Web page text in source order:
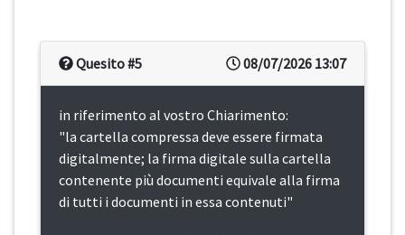
08/07/2026 13:07
Quesito #5
in riferimento al vostro Chiarimento:
"la cartella compressa deve essere firmata
digitalmente; la firma digitale sulla cartella
contenente più documenti equivale alla firma
di tutti i documenti in essa contenuti"